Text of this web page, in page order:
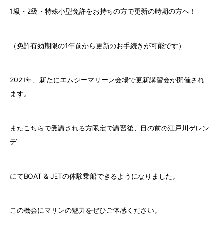
1級・2級・特殊小型免許をお持ちの方で更新の時期の方へ！
（免許有効期限の1年前から更新のお手続きが可能です）
2021年、新たにエムジーマリーン会場で更新講習会が開催され
ます。
またこちらで受講される方限定で講習後、目の前の江戸川ゲレン
デ
にてBOAT & JETの体験乗船できるようになりました。
この機会にマリンの魅力をぜひご体感ください。